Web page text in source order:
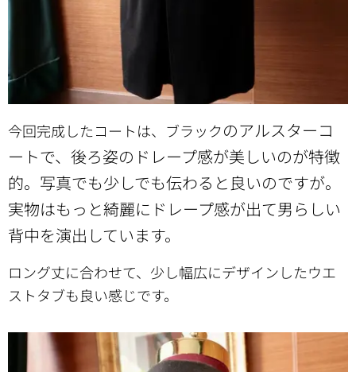
今回完成したコートは、ブラックのアルスターコ
ートで、後ろ姿のドレープ感が美しいのが特徴
的。写真でも少しでも伝わると良いのですが。
実物はもっと綺麗にドレープ感が出て男らしい
背中を演出しています。
ロング丈に合わせて、少し幅広にデザインしたウエ
ストタブも良い感じです。